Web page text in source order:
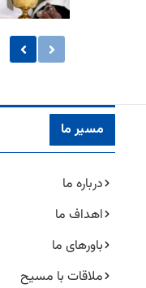
مسیر ما
درباره ما
اهداف ما
باورهای ما
ملاقات با مسیح